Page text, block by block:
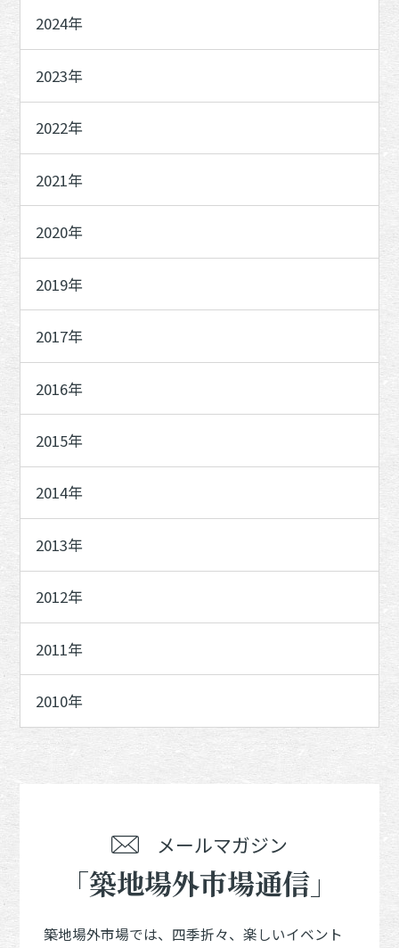
2024年
2023年
2022年
2021年
2020年
2019年
2017年
2016年
2015年
2014年
2013年
2012年
2011年
2010年
メールマガジン
「築地場外市場通信」
築地場外市場では、四季折々、楽しいイベント